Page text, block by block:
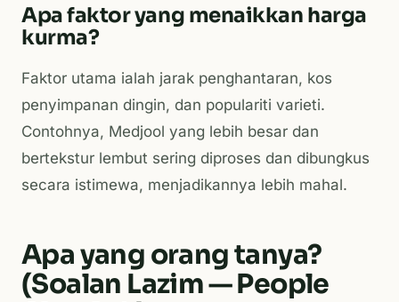
Apa faktor yang menaikkan harga
kurma?
Faktor utama ialah jarak penghantaran, kos
penyimpanan dingin, dan populariti varieti.
Contohnya, Medjool yang lebih besar dan
bertekstur lembut sering diproses dan dibungkus
secara istimewa, menjadikannya lebih mahal.
Apa yang orang tanya?
(Soalan Lazim — People